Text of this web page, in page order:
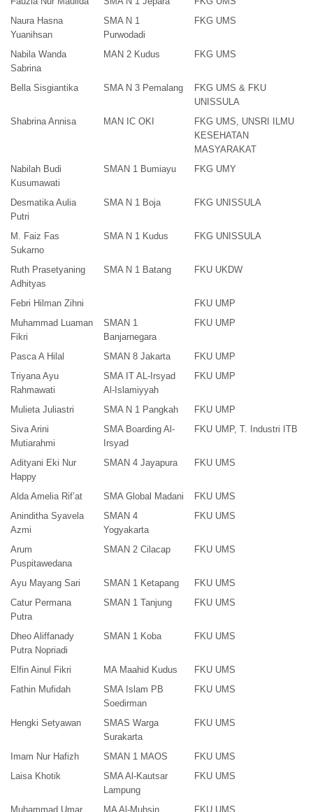
Naura Hasna
Yuanihsan
SMA N 1
Purwodadi
FKG UMS
Nabila Wanda
Sabrina
MAN 2 Kudus FKG UMS
Bella Sisgiantika SMA N 3 Pemalang
FKG UMS & FKU
UNISSULA
Shabrina Annisa
MAN IC OKI
FKG UMS, UNSRI ILMU
KESEHATAN
MASYARAKAT
Nabilah Budi
Kusumawati
SMAN 1 Bumiayu FKG UMY
Desmatika Aulia
Putri
SMA N 1 Boja FKG UNISSULA
M. Faiz Fas
Sukarno
SMA N 1 Kudus FKG UNISSULA
Ruth Prasetyaning
Adhityas
SMA N 1 Batang FKU UKDW
Febri Hilman Zihni
FKU UMP
Muhammad Luaman
Fikri
SMAN 1
Banjarnegara
FKU UMP
Pasca A Hilal SMAN 8 Jakarta
FKU UMP
Triyana Ayu
Rahmawati
SMA IT AL-Irsyad
Al-Islamiyyah
FKU UMP
Mulieta Juliastri SMA N 1 Pangkah
FKU UMP
Siva Arini
Mutiarahmi
SMA Boarding Al-
Irsyad
FKU UMP, T. Industri ITB
Adityani Eki Nur
Happy
SMAN 4 Jayapura FKU UMS
Alda Amelia Rif’at SMA Global Madani
FKU UMS
Aninditha Syavela
Azmi
SMAN 4
Yogyakarta
FKU UMS
Arum
Puspitawedana
SMAN 2 Cilacap FKU UMS
Ayu Mayang Sari SMAN 1 Ketapang
FKU UMS
Catur Permana
Putra
SMAN 1 Tanjung FKU UMS
Dheo Aliffanady
Putra Nopriadi
SMAN 1 Koba FKU UMS
Elfin Ainul Fikri MA Maahid Kudus
FKU UMS
Fathin Mufidah
SMA Islam PB
Soedirman
FKU UMS
Hengki Setyawan
SMAS Warga
Surakarta
FKU UMS
Imam Nur Hafizh SMAN 1 MAOS
FKU UMS
Laisa Khotik
SMA Al-Kautsar
Lampung
FKU UMS
Muhammad Umar MA Al-Muhsin FKU UMS